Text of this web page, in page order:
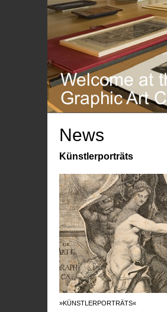
News
Künstlerporträts
»KÜNSTLERPORTRÄTS«